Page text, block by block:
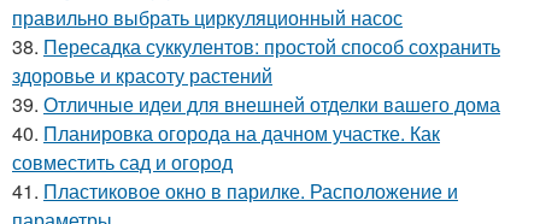
правильно выбрать циркуляционный насос
38. Пересадка суккулентов: простой способ сохранить
здоровье и красоту растений
39. Отличные идеи для внешней отделки вашего дома
40. Планировка огорода на дачном участке. Как
совместить сад и огород
41. Пластиковое окно в парилке. Расположение и